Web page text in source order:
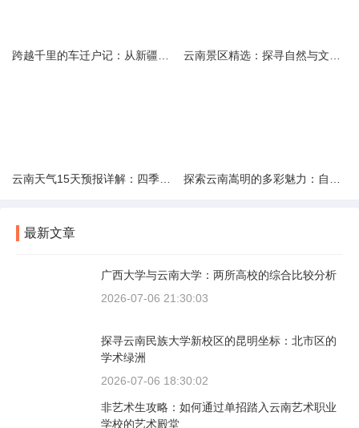
最新文章
广西大学与云南大学：两所高校的综合比较分析
2026-07-06 21:30:03
探寻云南民族大学新校区的昆明坐标：北市区的
学术绿洲
2026-07-06 18:30:02
非艺术生攻略：如何通过单招踏入云南艺术职业
学校的艺术殿堂